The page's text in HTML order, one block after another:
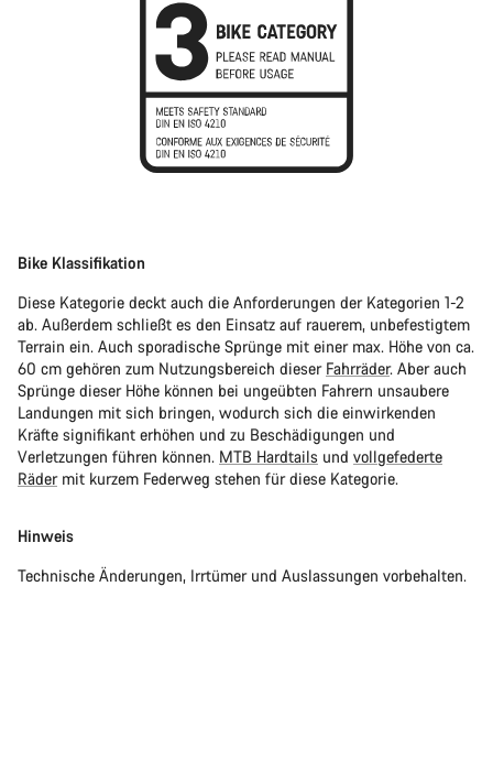
Bike Klassifikation
Diese Kategorie deckt auch die Anforderungen der Kategorien 1-2
ab. Außerdem schließt es den Einsatz auf rauerem, unbefestigtem
Terrain ein. Auch sporadische Sprünge mit einer max. Höhe von ca.
60 cm gehören zum Nutzungsbereich dieser Fahrräder. Aber auch
Sprünge dieser Höhe können bei ungeübten Fahrern unsaubere
Landungen mit sich bringen, wodurch sich die einwirkenden
Kräfte signifikant erhöhen und zu Beschädigungen und
Verletzungen führen können. MTB Hardtails und vollgefederte
Rädermit kurzem Federweg stehen für diese Kategorie.
Hinweis
Technische Änderungen, Irrtümer und Auslassungen vorbehalten.